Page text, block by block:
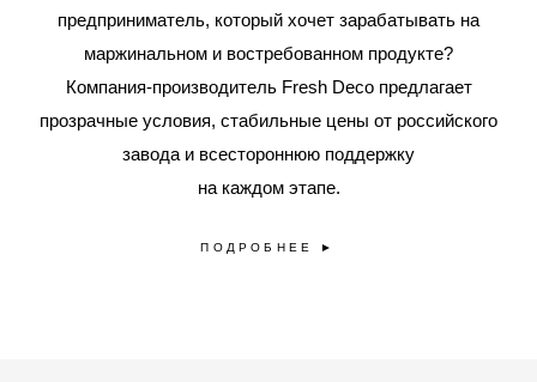
предприниматель, который хочет зарабатывать на
маржинальном и востребованном продукте?
Компания-производитель Fresh Deco предлагает
прозрачные условия, стабильные цены от российского
завода и всестороннюю поддержку
на каждом этапе.
ПОДРОБНЕЕ ►